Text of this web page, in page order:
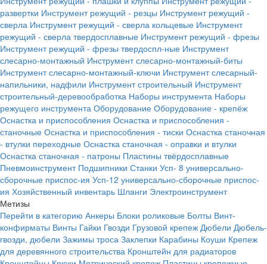
развертки Инструмент режущий - резцы Инструмент режущий -
сверла Инструмент режущий - сверла кольцевые Инструмент
режущий - сверла твердосплавные Инструмент режущий - фрезы
Инструмент режущий - фрезы твердоспл-ные Инструмент
слесарно-монтажный Инструмент слесарно-монтажный-биты
Инструмент слесарно-монтажный-ключи Инструмент слесарный-
напильники, надфили Инструмент строительный Инструмент
строительный-деревообработка Наборы инструмента Наборы
режущего инструмента Оборудование Оборудование - крепёж
Оснастка и приспособления Оснастка и приспособления -
станочные Оснастка и приспособления - тиски Оснастка станочная
- втулки переходные Оснастка станочная - оправки и втулки
Оснастка станочная - патроны Пластины твёрдосплавные
Пневмоинструмент Подшипники Станки Усп- 8 универсально-
сборочные приспос-ия Усп-12 универсально-сборочные приспос-
ия Хозяйственный инвентарь Шланги Электроинструмент
Метизы
Перейти в категорию Анкеры Блоки роликовые Болты Винт-
конфирматы Винты Гайки Гвозди Грузовой крепеж Дюбели Дюбель-
гвозди, дюбели Зажимы троса Заклепки Карабины Коуши Крепеж
для деревянного строительства Кронштейн для радиаторов